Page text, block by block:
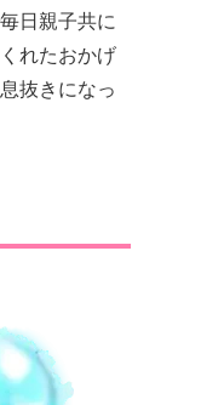
日親子共に
れたおかげ
抜きになっ